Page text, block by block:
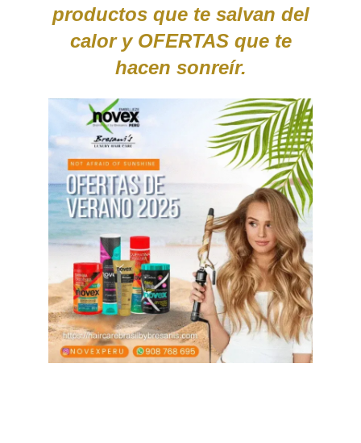
productos que te salvan del
calor y OFERTAS que te
hacen sonreír.